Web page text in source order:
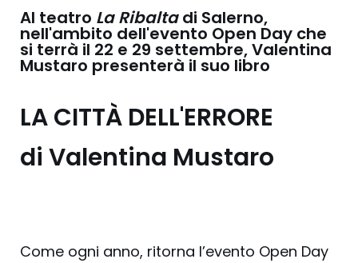
Al teatro La Ribaltadi Salerno,
nell'ambito dell'evento Open Day che
si terrà il 22 e 29 settembre, Valentina
Mustaro presenterà il suo libro
LA CITTÀ DELL'ERRORE
di Valentina Mustaro
Come ogni anno, ritorna l’evento Open Day